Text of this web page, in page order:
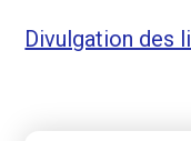
Divulgation des